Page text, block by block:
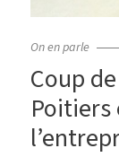
On en parle
Coup